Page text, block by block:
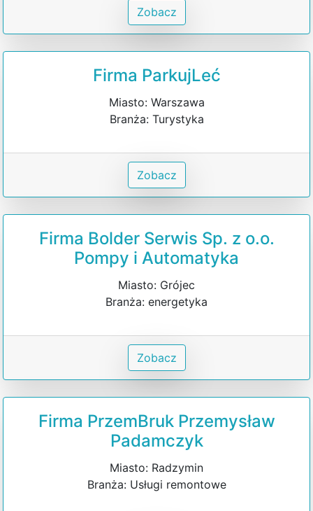
Zobacz
Firma ParkujLeć
Miasto: Warszawa
Branża: Turystyka
Zobacz
Firma Bolder Serwis Sp. z o.o.
Pompy i Automatyka
Miasto: Grójec
Branża: energetyka
Zobacz
Firma PrzemBruk Przemysław
Padamczyk
Miasto: Radzymin
Branża: Usługi remontowe